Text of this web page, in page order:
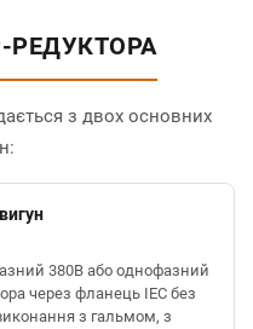
з двох основних
380В або однофазний
через фланець IEC без
з гальмом, з